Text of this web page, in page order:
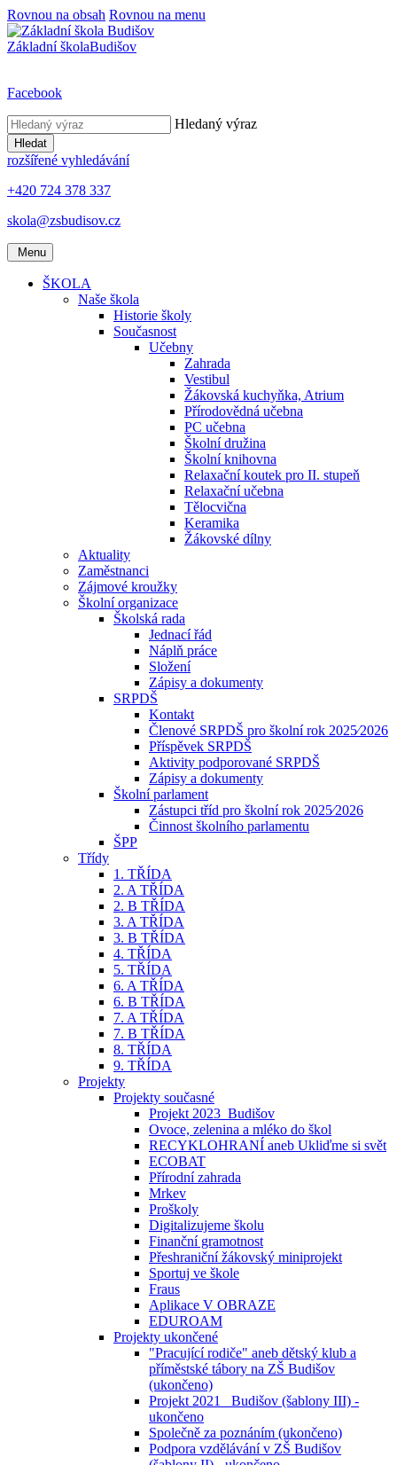
Rovnou na obsah Rovnou na menu
Základní školaBudišov
Facebook
Hledaný výraz
Hledat
rozšířené vyhledávání
+420 724 378 337
skola@zsbudisov.cz
Menu
ŠKOLA
Naše škola
Historie školy
Současnost
Učebny
Zahrada
Vestibul
Žákovská kuchyňka, Atrium
Přírodovědná učebna
PC učebna
Školní družina
Školní knihovna
Relaxační koutek pro II. stupeň
Relaxační učebna
Tělocvična
Keramika
Žákovské dílny
Aktuality
Zaměstnanci
Zájmové kroužky
Školní organizace
Školská rada
Jednací řád
Náplň práce
Složení
Zápisy a dokumenty
SRPDŠ
Kontakt
Členové SRPDŠ pro školní rok 2025⁄2026
Příspěvek SRPDŠ
Aktivity podporované SRPDŠ
Zápisy a dokumenty
Školní parlament
Zástupci tříd pro školní rok 2025⁄2026
Činnost školního parlamentu
ŠPP
Třídy
1. TŘÍDA
2. A TŘÍDA
2. B TŘÍDA
3. A TŘÍDA
3. B TŘÍDA
4. TŘÍDA
5. TŘÍDA
6. A TŘÍDA
6. B TŘÍDA
7. A TŘÍDA
7. B TŘÍDA
8. TŘÍDA
9. TŘÍDA
Projekty
Projekty současné
Projekt 2023_Budišov
Ovoce, zelenina a mléko do škol
RECYKLOHRANÍ aneb Ukliďme si svět
ECOBAT
Přírodní zahrada
Mrkev
Proškoly
Digitalizujeme školu
Finanční gramotnost
Přeshraniční žákovský miniprojekt
Sportuj ve škole
Fraus
Aplikace V OBRAZE
EDUROAM
Projekty ukončené
"Pracující rodiče" aneb dětský klub a
příměstské tábory na ZŠ Budišov
(ukončeno)
Projekt 2021_ Budišov (šablony III) -
ukončeno
Společně za poznáním (ukončeno)
Podpora vzdělávání v ZŠ Budišov